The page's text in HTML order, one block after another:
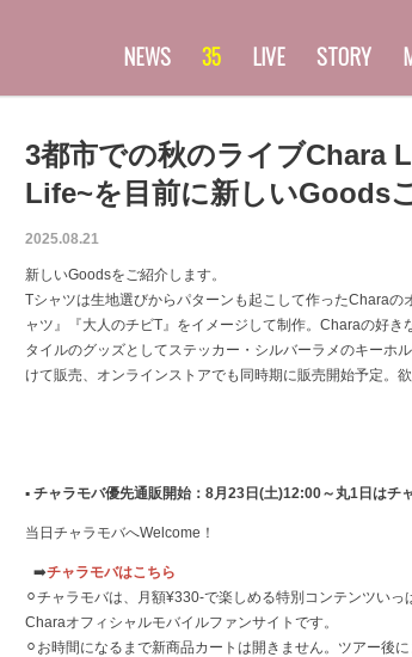
NEWS 35 LIVE STORY
3都市での秋のライブChara
Life~を目前に新しいGoods
2025.08.21
新しいGoodsをご紹介します。
Tシャツは生地選びからパターンも起こして作ったCharaの
ャツ』『大人のチビT』をイメージして制作。Charaの好き
タイルのグッズとしてステッカー・シルバーラメのキーホ
けて販売、オンラインストアでも同時期に販売開始予定。
▪ チャラモバ優先通販開始：8月23日(土)12:00～丸1日はチ
当日チャラモバへWelcome！
➡️チャラモバはこちら
⚪︎チャラモバは、月額¥330-で楽しめる特別コンテンツいっ
Charaオフィシャルモバイルファンサイトです。
⚪︎お時間になるまで新商品カートは開きません。ツアー後